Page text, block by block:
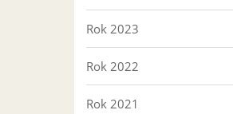
Rok 2023
Rok 2022
Rok 2021